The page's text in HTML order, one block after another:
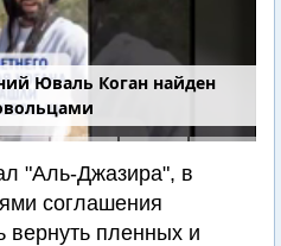
Юваль Коган найден
"Аль-Джазира", в
соглашения
вернуть пленных и